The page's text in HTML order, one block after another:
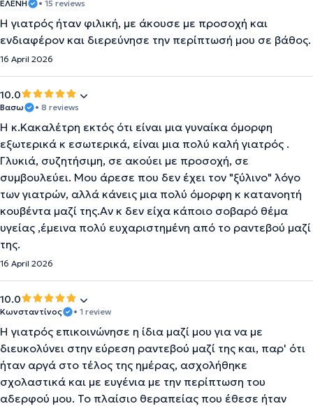
ΕΛΕΝΗ • 15 reviews
Η γιατρός ήταν φιλική, με άκουσε με προσοχή και
ενδιαφέρον και διερεύνησε την περίπτωσή μου σε βάθος.
16 April 2026
10.0
Βασω • 8 reviews
Η κ.Κακαλέτρη εκτός ότι είναι μια γυναίκα όμορφη
εξωτερικά κ εσωτερικά, είναι μια πολύ καλή γιατρός .
Γλυκιά, συζητήσιμη, σε ακούει με προσοχή, σε
συμβουλεύει. Μου άρεσε που δεν έχει τον "ξύλινο" λόγο
των γιατρών, αλλά κάνεις μια πολύ όμορφη κ κατανοητή
κουβέντα μαζί της.Αν κ δεν είχα κάποιο σοβαρό θέμα
υγείας ,έμεινα πολύ ευχαριστημένη από το ραντεβού μαζί
της.
16 April 2026
10.0
Κωνσταντίνος • 1 review
Η γιατρός επικοινώνησε η ίδια μαζί μου για να με
διευκολύνει στην εύρεση ραντεβού μαζί της και, παρ' ότι
ήταν αργά στο τέλος της ημέρας, ασχολήθηκε
σχολαστικά και με ευγένια με την περίπτωση του
αδερφού μου. Το πλαίσιο θεραπείας που έθεσε ήταν